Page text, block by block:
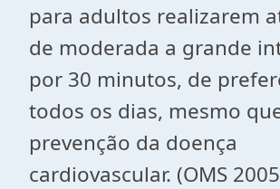
para adultos realizarem
de moderada a grande
por 30 minutos, de
todos os dias, mesmo
prevenção da doença
cardiovascular. (OMS